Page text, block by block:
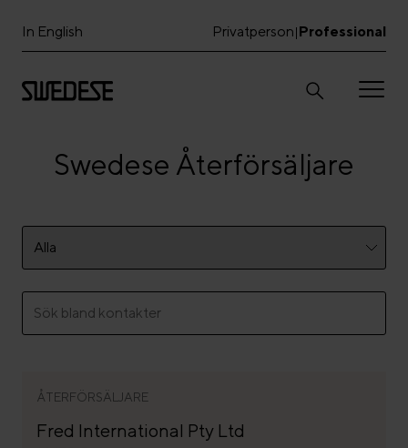
In English Professional
|
Privatperson
Swedese Återförsäljare
ÅTERFÖRSÄLJARE
Fred International Pty Ltd